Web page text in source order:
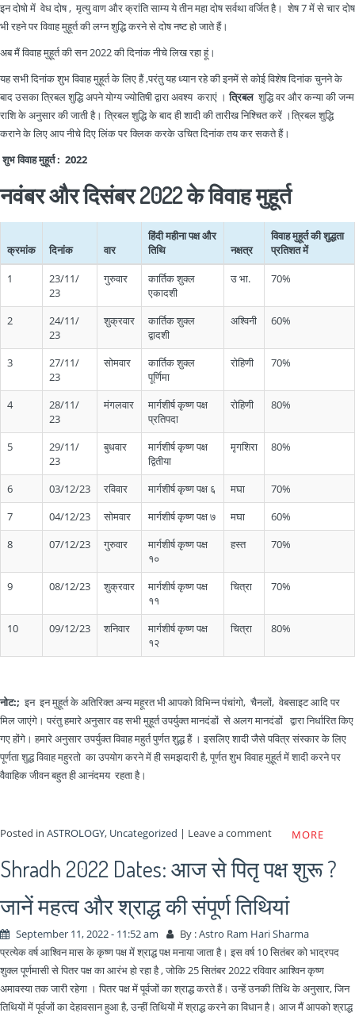
इन दोषो में वेध दोष , मृत्यु वाण और क्रांति साम्य ये तीन महा दोष सर्वथा वर्जित है। शेष 7 में से चार दोष
भी रहने पर विवाह मुहूर्त की लग्न शुद्धि करने से दोष नष्ट हो जाते हैं।
अब मैं विवाह मुहूर्त की सन 2022 की दिनांक नीचे लिख रहा हूं।
यह सभी दिनांक शुभ विवाह मुहूर्त के लिए हैं ,परंतु यह ध्यान रहे की इनमें से कोई विशेष दिनांक चुनने के
बाद उसका त्रिबल शुद्धि अपने योग्य ज्योतिषी द्वारा अवश्य कराएं । त्रिबल शुद्धि वर और कन्या की जन्म
राशि के अनुसार की जाती है। त्रिबल शुद्धि के बाद ही शादी की तारीख निश्चित करें ।त्रिबल शुद्धि
कराने के लिए आप नीचे दिए लिंक पर क्लिक करके उचित दिनांक तय कर सकते हैं।
शुभ विवाह मुहूर्त : 2022
नवंबर और दिसंबर 2022 के विवाह मुहूर्त
क्रमांक दिनांक वार
हिंदी महीना पक्ष और
तिथि
नक्षत्र
विवाह मुहूर्त की शुद्धता
प्रतिशत में
1
23/11/
23
गुरुवार
कार्तिक शुक्ल
एकादशी
उ भा. 70%
2
24/11/
23
शुक्रवार
कार्तिक शुक्ल
द्वादशी
अश्विनी 60%
3
27/11/
23
सोमवार
कार्तिक शुक्ल
पूर्णिमा
रोहिणी 70%
4
28/11/
23
मंगलवार
मार्गशीर्ष कृष्ण पक्ष
प्रतिपदा
रोहिणी 80%
5
29/11/
23
बुधवार
मार्गशीर्ष कृष्ण पक्ष
द्वितीया
मृगशिरा 80%
6 03/12/23 रविवार मार्गशीर्ष कृष्ण पक्ष ६ मघा
70%
7
04/12/23 सोमवार मार्गशीर्ष कृष्ण पक्ष ७ मघा
60%
8
07/12/23 गुरुवार
मार्गशीर्ष कृष्ण पक्ष
१०
हस्त 70%
9 08/12/23 शुक्रवार
मार्गशीर्ष कृष्ण पक्ष
११
चित्रा 70%
10 09/12/23 शनिवार
मार्गशीर्ष कृष्ण पक्ष
१२
चित्रा 80%
नोट:; इन इन मुहूर्त के अतिरिक्त अन्य महूरत भी आपको विभिन्न पंचांगो, चैनलों, वेबसाइट आदि पर
मिल जाएंगे। परंतु हमारे अनुसार वह सभी मुहूर्त उपर्युक्त मानदंडों से अलग मानदंडों द्वारा निर्धारित किए
गए होंगे। हमारे अनुसार उपर्युक्त विवाह महुर्त पुर्णत शुद्ध हैं । इसलिए शादी जैसे पवित्र संस्कार के लिए
पूर्णता शुद्ध विवाह महुरतो का उपयोग करने में ही समझदारी है, पूर्णत शुभ विवाह मुहूर्त में शादी करने पर
वैवाहिक जीवन बहुत ही आनंदमय रहता है।
Posted in ASTROLOGY, Uncategorized | Leave a comment MORE
Shradh 2022 Dates: आज से पितृ पक्ष शुरू ?
जानें महत्व और श्राद्ध की संपूर्ण तिथियां
September 11, 2022 - 11:52 am By :Astro Ram Hari Sharma
प्रत्येक वर्ष आश्विन मास के कृष्ण पक्ष में श्राद्ध पक्ष मनाया जाता है। इस वर्ष 10 सितंबर को भाद्रपद
शुक्ल पूर्णमासी से पितर पक्ष का आरंभ हो रहा है , जोकि 25 सितंबर 2022 रविवार आश्विन कृष्ण
अमावस्या तक जारी रहेगा । पितर पक्ष में पूर्वजों का श्राद्ध करते हैं। उन्हें उनकी तिथि के अनुसार, जिन
तिथियों में पूर्वजों का देहावसान हुआ है, उन्हीं तिथियों में श्राद्ध करने का विधान है। आज मैं आपको श्राद्ध